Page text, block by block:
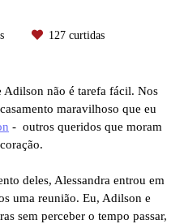
127 curtidas
Adilson não é tarefa fácil. Nos
maravilhoso que eu
- outros queridos que moram
deles, Alessandra entrou em
uma reunião. Eu, Adilson e
sem perceber o tempo passar,